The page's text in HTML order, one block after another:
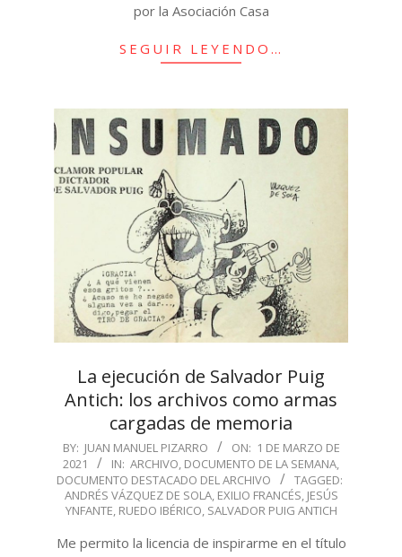
por la Asociación Casa
SEGUIR LEYENDO…
La ejecución de Salvador Puig
Antich: los archivos como armas
cargadas de memoria
2021-
03-
01
BY: JUAN MANUEL PIZARRO ON: 1 DE MARZO DE
2021
IN: ARCHIVO, DOCUMENTO DE LA SEMANA,
DOCUMENTO DESTACADO DEL ARCHIVO
TAGGED:
ANDRÉS VÁZQUEZ DE SOLA, EXILIO FRANCÉS, JESÚS
YNFANTE, RUEDO IBÉRICO, SALVADOR PUIG ANTICH
Me permito la licencia de inspirarme en el título